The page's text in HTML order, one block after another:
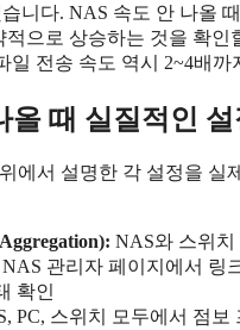
니다. NAS 속도 안 나올
으로 상승하는 것을 확인
일 전송 속도 역시 2~4배까
올 때 실질적인
에서 설명한 각 설정을 실
NAS와 스위
관리자 페이지에서 링
확인
PC, 스위치 모두에서 점